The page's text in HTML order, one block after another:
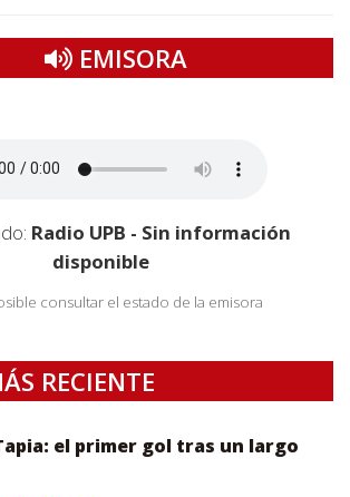
EMISORA
Radio UPB - Sin información
disponible
consultar el estado de la emisora
RECIENTE
el primer gol tras un largo